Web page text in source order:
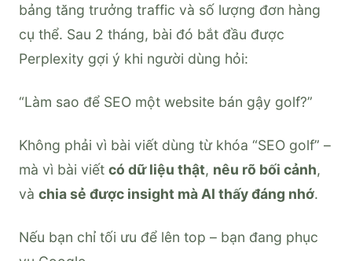
bảng tăng trưởng traffic và số lượng đơn hàng
cụ thể. Sau 2 tháng, bài đó bắt đầu được
Perplexity gợi ý khi người dùng hỏi:
“Làm sao để SEO một website bán gậy golf?”
Không phải vì bài viết dùng từ khóa “SEO golf” –
mà vì bài viết có dữ liệu thật, nêu rõ bối cảnh,
và chia sẻ được insight mà AI thấy đáng nhớ.
Nếu bạn chỉ tối ưu để lên top – bạn đang phục